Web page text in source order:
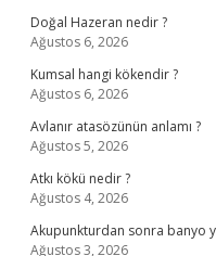
Doğal Hazeran nedir ?
Ağustos 6, 2026
Kumsal hangi kökendir ?
Ağustos 6, 2026
Avlanır atasözünün anlamı ?
Ağustos 5, 2026
Atkı kökü nedir ?
Ağustos 4, 2026
Akupunkturdan sonra banyo
Ağustos 3, 2026